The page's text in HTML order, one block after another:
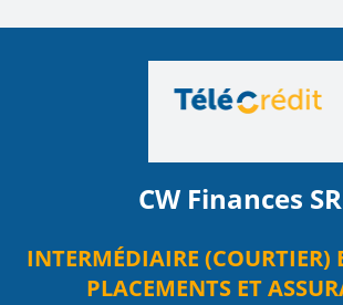
CW Finances
INTERMÉDIAIRE (COURTIER)
PLACEMENTS ET